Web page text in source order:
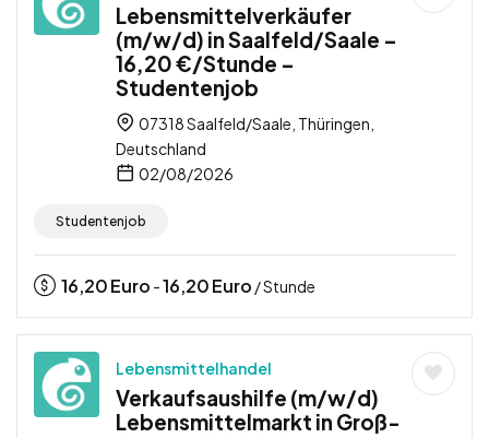
Lebensmittelverkäufer
(m/w/d) in Saalfeld/Saale –
16,20 €/Stunde –
Studentenjob
07318 Saalfeld/Saale, Thüringen,
Deutschland
02/08/2026
Studentenjob
16,20Euro -16,20Euro / Stunde
Lebensmittelhandel
Verkaufsaushilfe (m/w/d)
Lebensmittelmarkt in Groß-